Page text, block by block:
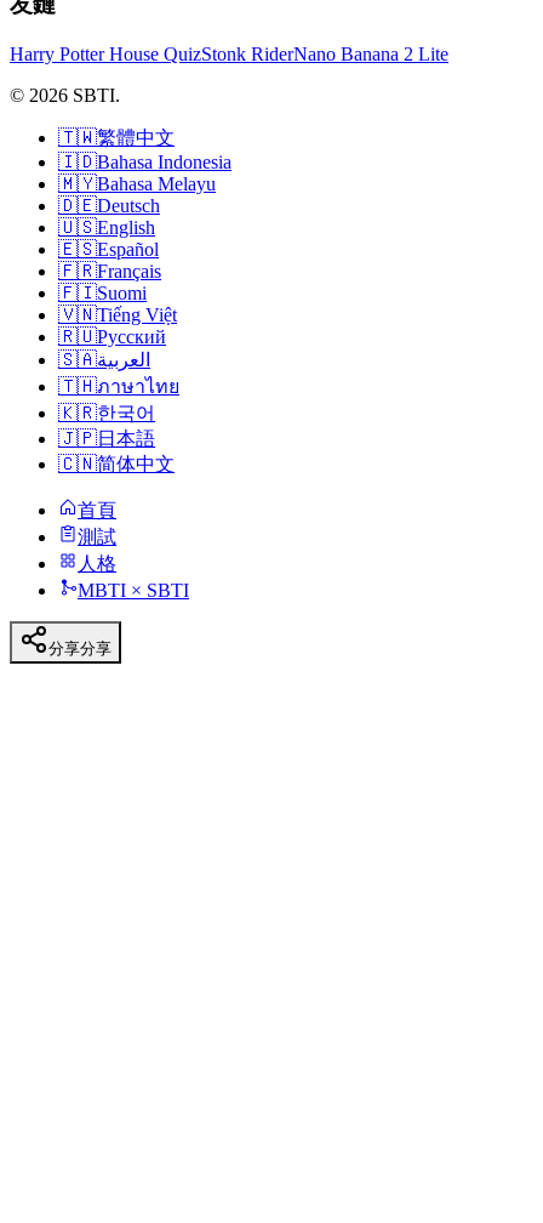
Harry Potter House QuizStonk RiderNano Banana 2 Lite
© 2026 SBTI.
🇹🇼繁體中文
🇮🇩Bahasa Indonesia
🇲🇾Bahasa Melayu
🇩🇪Deutsch
🇺🇸English
🇪🇸Español
🇫🇷Français
🇫🇮Suomi
🇻🇳Tiếng Việt
🇷🇺Русский
🇸🇦العربية
🇹🇭ภาษาไทย
🇰🇷한국어
🇯🇵日本語
🇨🇳简体中文
首頁
測試
人格
MBTI × SBTI
分享分享